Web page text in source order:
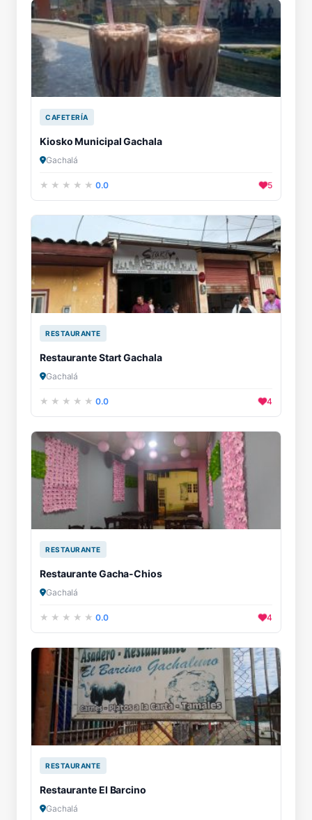
CAFETERÍA
Kiosko Municipal Gachala
Gachalá
0.0 5
RESTAURANTE
Restaurante Start Gachala
Gachalá
0.0 4
RESTAURANTE
Restaurante Gacha-Chios
Gachalá
0.0 4
RESTAURANTE
Restaurante El Barcino
Gachalá